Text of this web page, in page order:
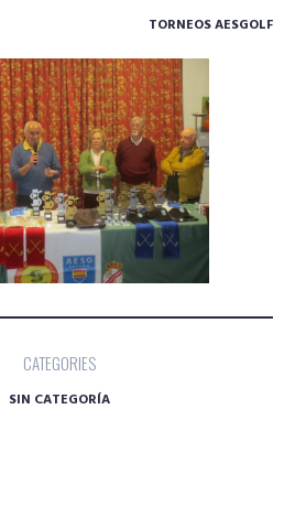
TORNEOS AESGOLF
CATEGORIES
SIN CATEGORÍA